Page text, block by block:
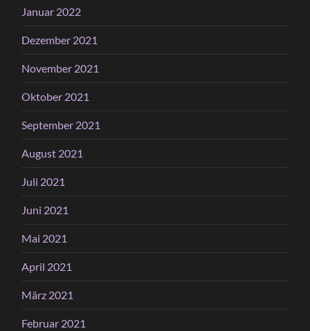
Januar 2022
Dezember 2021
November 2021
Oktober 2021
September 2021
August 2021
Juli 2021
Juni 2021
Mai 2021
April 2021
März 2021
Februar 2021